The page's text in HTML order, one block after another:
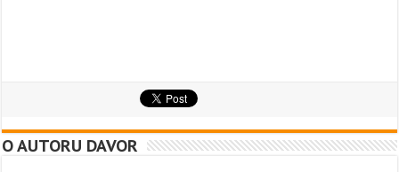
O AUTORU DAVOR